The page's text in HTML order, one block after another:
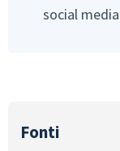
social